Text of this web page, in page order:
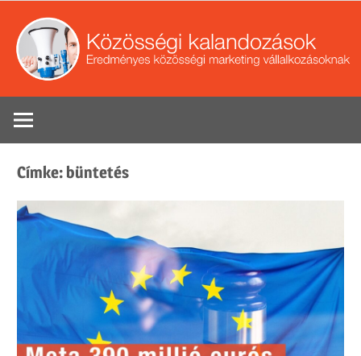
content
közösségi
tippek
vállalkozások
Címke: büntetés